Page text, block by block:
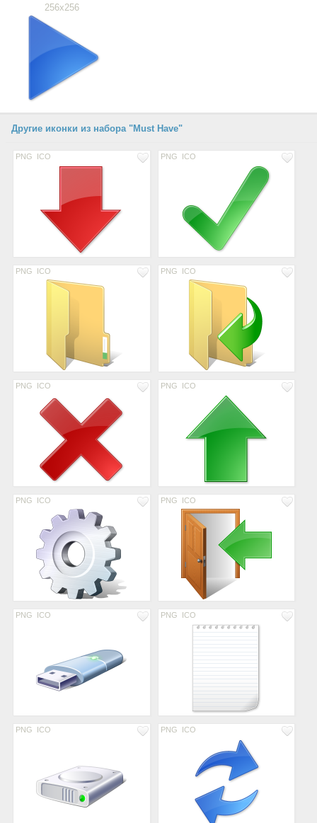
256x256
Другие иконки из набора "Must Have"
PNG ICO PNG ICO
PNG ICO PNG ICO
PNG ICO PNG ICO
PNG ICO PNG ICO
PNG ICO PNG ICO
PNG ICO PNG ICO